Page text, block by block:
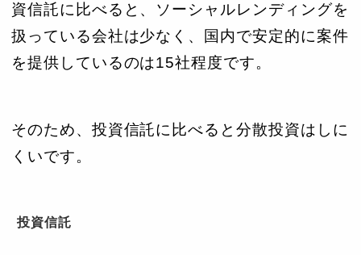
資信託に比べると、ソーシャルレンディングを
扱っている会社は少なく、国内で安定的に案件
を提供しているのは15社程度です。
そのため、投資信託に比べると分散投資はしに
くいです。
投資信託